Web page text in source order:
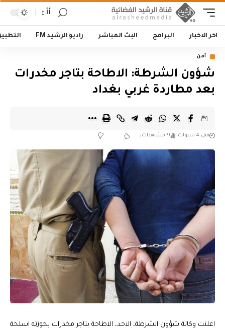
أأ
اخر الاخبار البرامج البث المباشر راديو الرشيد FM
أمن
شؤون الشرطة: الاطاحة بتاجر مخدرات
بعد مطاردة غربي بغداد
قبل 4 سنوات 9 مشاهدات
اعلنت وكالة شؤون الشرطة، الاحد، الاطاحة بتاجر مخدرات بحوزته اسلحة